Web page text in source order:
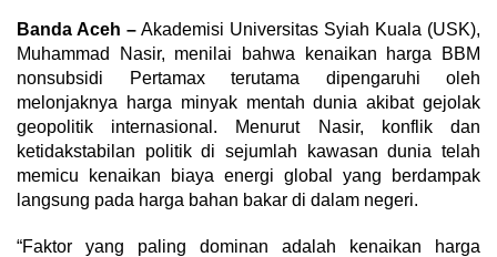
Banda Aceh – Akademisi Universitas Syiah Kuala (USK),
Muhammad Nasir, menilai bahwa kenaikan harga BBM
nonsubsidi Pertamax terutama dipengaruhi oleh
melonjaknya harga minyak mentah dunia akibat gejolak
geopolitik internasional. Menurut Nasir, konflik dan
ketidakstabilan politik di sejumlah kawasan dunia telah
memicu kenaikan biaya energi global yang berdampak
langsung pada harga bahan bakar di dalam negeri.
“Faktor yang paling dominan adalah kenaikan harga